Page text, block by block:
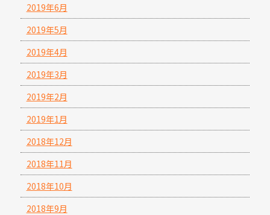
2019年6月
2019年5月
2019年4月
2019年3月
2019年2月
2019年1月
2018年12月
2018年11月
2018年10月
2018年9月